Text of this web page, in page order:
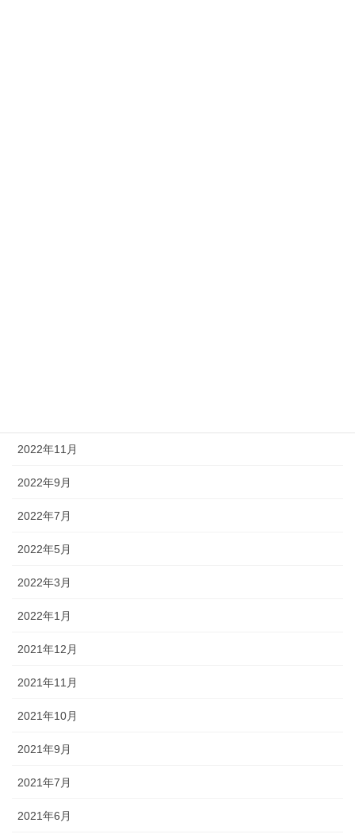
2022年11月
2022年9月
2022年7月
2022年5月
2022年3月
2022年1月
2021年12月
2021年11月
2021年10月
2021年9月
2021年7月
2021年6月